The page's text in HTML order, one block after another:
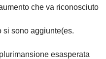
che va riconosciuto
si sono aggiunte(es.
esasperata